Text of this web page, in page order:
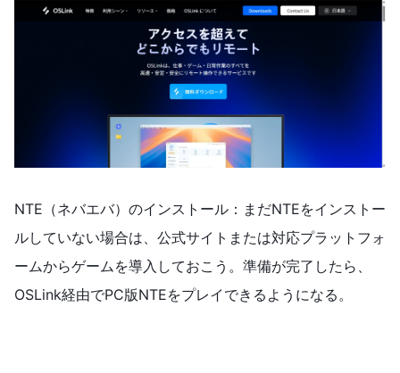
NTE（ネバエバ）のインストール：まだNTEをインストー
ルしていない場合は、公式サイトまたは対応プラットフォ
ームからゲームを導入しておこう。準備が完了したら、
OSLink経由でPC版NTEをプレイできるようになる。